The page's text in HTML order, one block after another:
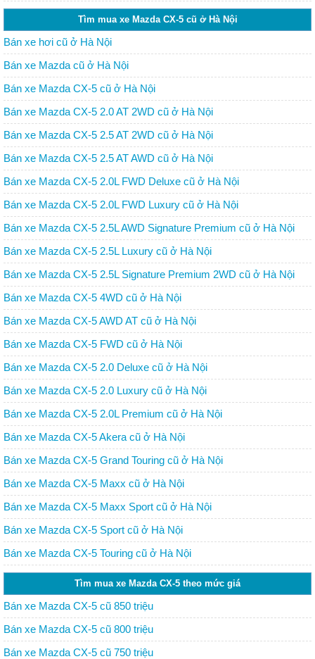
Tìm mua xe Mazda CX-5 cũ ở Hà Nội
Bán xe hơi cũ ở Hà Nội
Bán xe Mazda cũ ở Hà Nội
Bán xe Mazda CX-5 cũ ở Hà Nội
Bán xe Mazda CX-5 2.0 AT 2WD cũ ở Hà Nội
Bán xe Mazda CX-5 2.5 AT 2WD cũ ở Hà Nội
Bán xe Mazda CX-5 2.5 AT AWD cũ ở Hà Nội
Bán xe Mazda CX-5 2.0L FWD Deluxe cũ ở Hà Nội
Bán xe Mazda CX-5 2.0L FWD Luxury cũ ở Hà Nội
Bán xe Mazda CX-5 2.5L AWD Signature Premium cũ ở Hà Nội
Bán xe Mazda CX-5 2.5L Luxury cũ ở Hà Nội
Bán xe Mazda CX-5 2.5L Signature Premium 2WD cũ ở Hà Nội
Bán xe Mazda CX-5 4WD cũ ở Hà Nội
Bán xe Mazda CX-5 AWD AT cũ ở Hà Nội
Bán xe Mazda CX-5 FWD cũ ở Hà Nội
Bán xe Mazda CX-5 2.0 Deluxe cũ ở Hà Nội
Bán xe Mazda CX-5 2.0 Luxury cũ ở Hà Nội
Bán xe Mazda CX-5 2.0L Premium cũ ở Hà Nội
Bán xe Mazda CX-5 Akera cũ ở Hà Nội
Bán xe Mazda CX-5 Grand Touring cũ ở Hà Nội
Bán xe Mazda CX-5 Maxx cũ ở Hà Nội
Bán xe Mazda CX-5 Maxx Sport cũ ở Hà Nội
Bán xe Mazda CX-5 Sport cũ ở Hà Nội
Bán xe Mazda CX-5 Touring cũ ở Hà Nội
Tìm mua xe Mazda CX-5 theo mức giá
Bán xe Mazda CX-5 cũ 850 triệu
Bán xe Mazda CX-5 cũ 800 triệu
Bán xe Mazda CX-5 cũ 750 triệu